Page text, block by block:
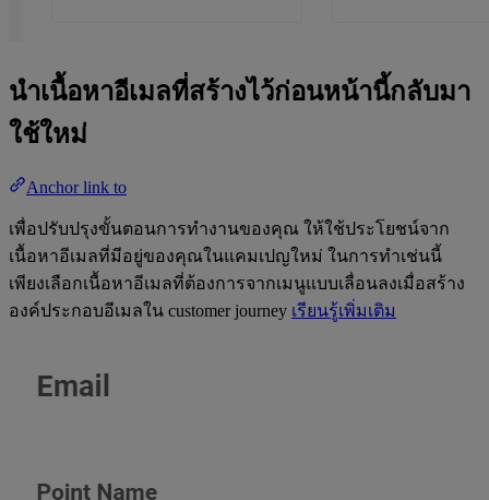
นำเนื้อหาอีเมลที่สร้างไว้ก่อนหน้านี้กลับมา
ใช้ใหม่
Anchor link to
เพื่อปรับปรุงขั้นตอนการทำงานของคุณ ให้ใช้ประโยชน์จาก
เนื้อหาอีเมลที่มีอยู่ของคุณในแคมเปญใหม่ ในการทำเช่นนี้
เพียงเลือกเนื้อหาอีเมลที่ต้องการจากเมนูแบบเลื่อนลงเมื่อสร้าง
องค์ประกอบอีเมลใน customer journey เรียนรู้เพิ่มเติม